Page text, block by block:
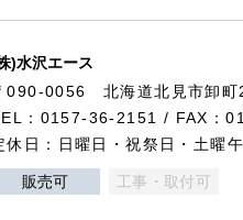
)水沢エース
090-0056 北海道北見市卸町
：0157-36-2151 / FAX：
休日：日曜日・祝祭日・土曜
販売可 工事・取付可